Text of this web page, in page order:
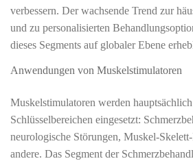
verbessern. Der wachsende Trend zur
und zu personalisierten
dieses Segments auf globaler Ebene
Anwendungen von Muskelstimulatoren
Muskelstimulatoren werden
Schlüsselbereichen eingesetzt:
neurologische Störungen, Muskel-
andere. Das Segment der